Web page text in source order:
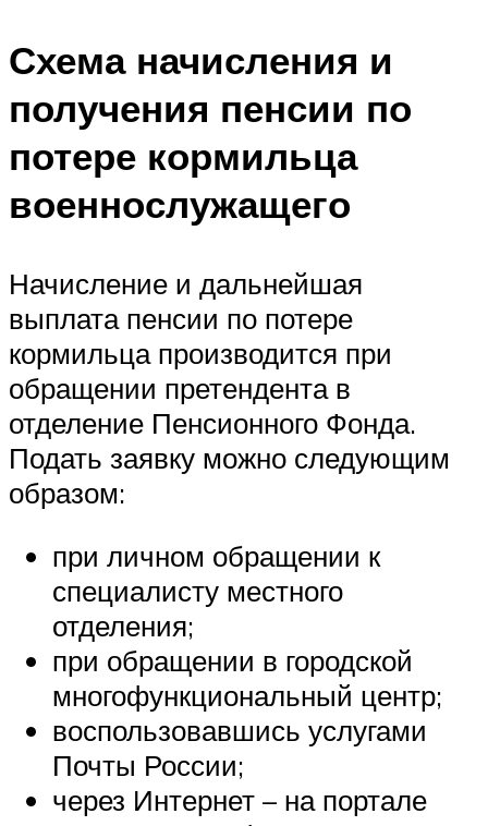
Схема начисления и
получения пенсии по
потере кормильца
военнослужащего
Начисление и дальнейшая
выплата пенсии по потере
кормильца производится при
обращении претендента в
отделение Пенсионного Фонда.
Подать заявку можно следующим
образом:
при личном обращении к
специалисту местного
отделения;
при обращении в городской
многофункциональный центр;
воспользовавшись услугами
Почты России;
через Интернет – на портале